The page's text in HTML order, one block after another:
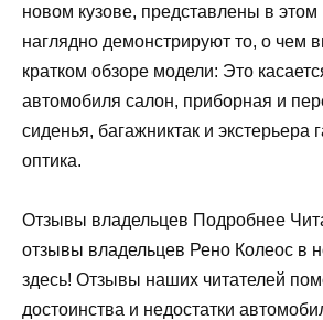
новом кузове, представлены в этом
наглядно демонстрируют то, о чем
кратком обзоре модели: Это
автомобиля салон, приборная и
сиденья, багажниктак и экстерьера
оптика.
Отзывы владельцев Подробнее
отзывы владельцев Рено Колеос в
здесь! Отзывы наших читателей
достоинства и недостатки